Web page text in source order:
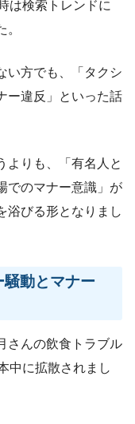
は検索トレンドに
い方でも、「タクシ
ー違反」といった話
よりも、「有名人と
でのマナー意識」が
浴びる形となりまし
動とマナー
さんの飲食トラブル
中に拡散されまし